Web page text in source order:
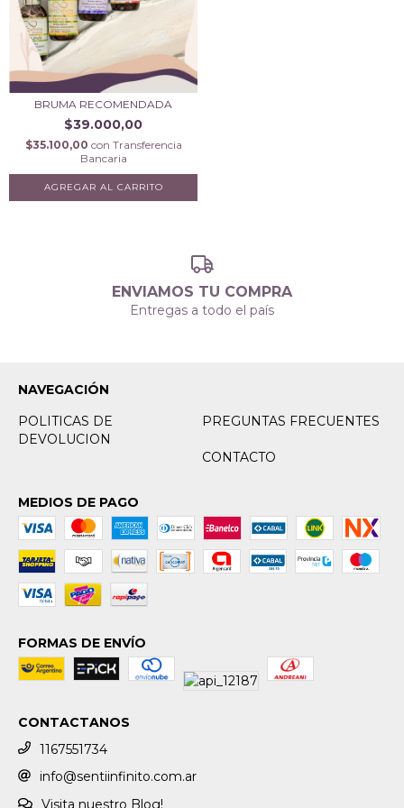
BRUMA RECOMENDADA
$39.000,00
$35.100,00 con Transferencia
Bancaria
ENVIAMOS TU COMPRA
Entregas a todo el país
NAVEGACIÓN
POLITICAS DE
DEVOLUCION
PREGUNTAS FRECUENTES
CONTACTO
MEDIOS DE PAGO
FORMAS DE ENVÍO
CONTACTANOS
1167551734
info@sentiinfinito.com.ar
Visita nuestro Blog!